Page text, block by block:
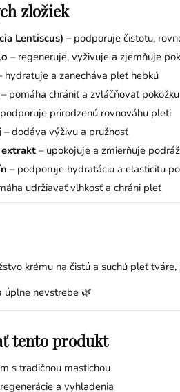
zložiek
Lentiscus) – podporuje čistotu,
– regeneruje, vyživuje a zjemňuje
hydratuje a zanecháva pleť hebkú
– pomáha chrániť a zvláčňovať pokožku
prirodzenú rovnováhu pleti
– dodáva výživu a pružnosť
– upokojuje a zmierňuje
– podporuje hydratáciu a elasticitu
udržiavať vlhkosť a chráni pleť
krému na čistú a suchú pleť
úplne nevstrebe 🌿
tento produkt
s tradičnou mastichou
a vyhladenia